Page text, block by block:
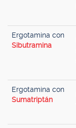
Ergotamina con
Sibutramina
Ergotamina con
Sumatriptán